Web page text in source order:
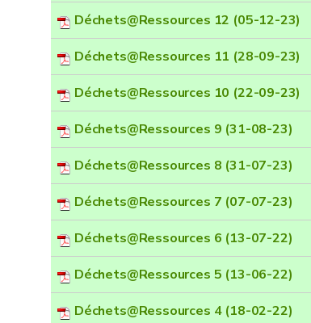
Déchets@Ressources 12 (05-12-23)
Déchets@Ressources 11 (28-09-23)
Déchets@Ressources 10 (22-09-23)
Déchets@Ressources 9 (31-08-23)
Déchets@Ressources 8 (31-07-23)
Déchets@Ressources 7 (07-07-23)
Déchets@Ressources 6 (13-07-22)
Déchets@Ressources 5 (13-06-22)
Déchets@Ressources 4 (18-02-22)